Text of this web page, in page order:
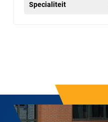
Specialiteit